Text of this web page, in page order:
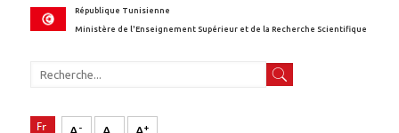
République Tunisienne
Ministère de l'Enseignement Supérieur et de la Recherche Scientifique
- +